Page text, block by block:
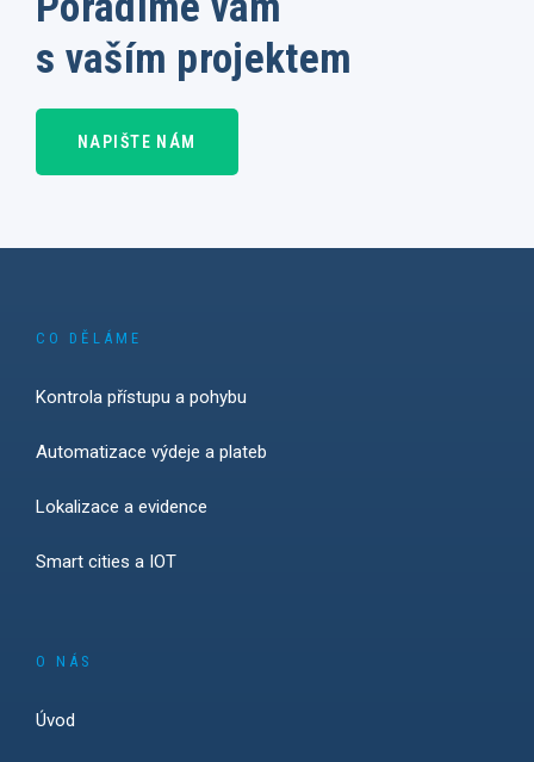
s vaším projektem
NAPIŠTE NÁM
CO DĚLÁME
Kontrola přístupu a pohybu
Automatizace výdeje a plateb
Lokalizace a evidence
Smart cities a IOT
O NÁS
Úvod